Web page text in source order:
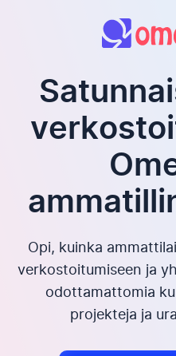
Opi, kuinka
verkostoitumiseen ja
odottamattomia
projekteja ja